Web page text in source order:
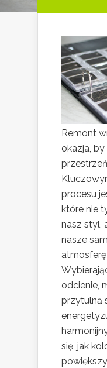
Remont
okazja,
procesu
które nie
nasz styl,
nasze
odcienie,
przytulną
się, jak